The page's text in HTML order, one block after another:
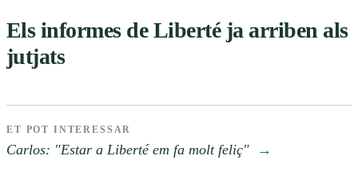
Els informes de Liberté ja arriben als
jutjats
ET POT INTERESSAR
Carlos: "Estar a Liberté em fa molt feliç" →